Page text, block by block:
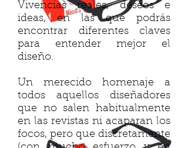
Vivencias reales, deseos e
ideas, en las que podrás
encontrar diferentes claves
para entender mejor el
diseño.
Un merecido homenaje a
todos aquellos diseñadores
que no salen habitualmente
en las revistas ni acaparan los
focos, pero que discretamente